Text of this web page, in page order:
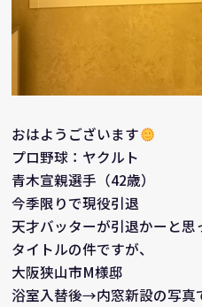
おはようございます
プロ野球：ヤクルト
青木宣親選手（42歳）
今季限りで現役引退
天才バッターが引退かーと思
タイトルの件ですが、
大阪狭山市M様邸
浴室入替後→内窓新設の写真